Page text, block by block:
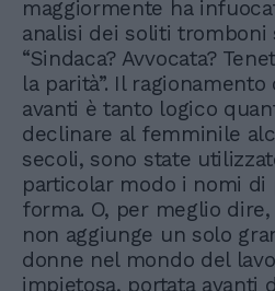
maggiormente ha
analisi dei soliti tromboni
“Sindaca? Avvocata?
la parità”. Il
avanti è tanto logico
declinare al femminile
secoli, sono state
particolar modo i nomi di
forma. O, per meglio
non aggiunge un solo
donne nel mondo del
impietosa, portata avanti